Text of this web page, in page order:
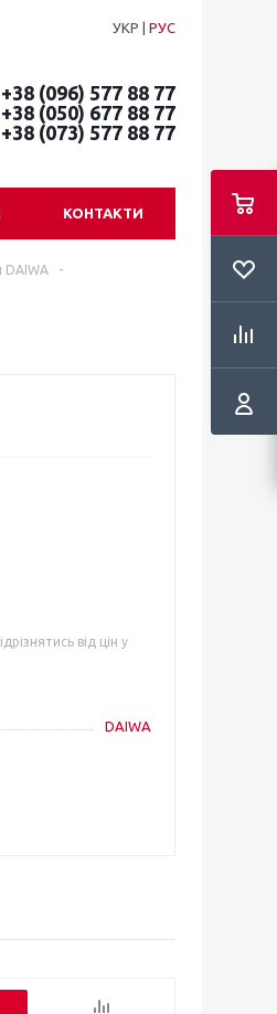
УКР РУС
+38 (096) 577 88 77
+38 (050) 677 88 77
+38 (073) 577 88 77
КОНТАКТИ
DAIWA
-
від цін у
DAIWA